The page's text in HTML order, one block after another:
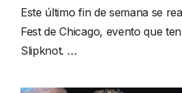
Este último fin de semana se
Fest de Chicago, evento que
Slipknot. …